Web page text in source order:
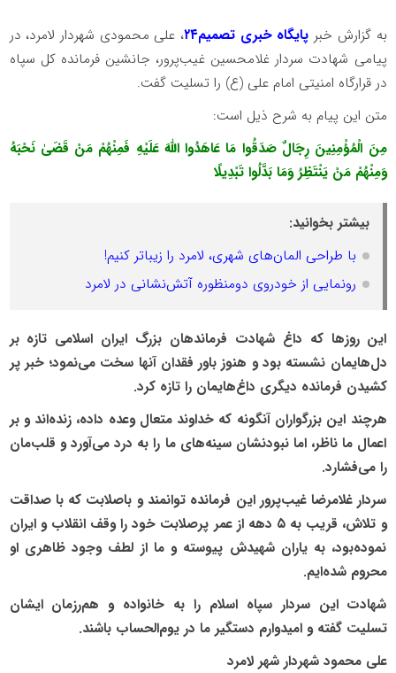
به گزارش خبر پایگاه خبری تصمیم۲۴
، علی محمودی شهردار لامرد، در
پیامی شهادت سردار غلامحسین غیب‌پرور، جانشین فرمانده کل سپاه
در قرارگاه امنیتی امام علی (ع) را تسلیت گفت.
متن این پیام به شرح ذیل است:
مِنَ الْمُؤْمِنِینَ رِجَالٌ صَدَقُوا مَا عَاهَدُوا اللَّهَ عَلَیْهِ فَمِنْهُمْ مَنْ قَضَیٰ نَحْبَهُ
وَمِنْهُمْ مَنْ یَنْتَظِرُ وَمَا بَدَّلُوا تَبْدِیلًا
بیشتر بخوانید:
با طراحی المان‌های شهری، لامرد را زیباتر کنیم!
رونمایی از خودروی دومنظوره آتش‌نشانی در لامرد
این روزها که داغ شهادت فرماندهان بزرگ ایران اسلامی تازه بر
دل‌هایمان نشسته بود و هنوز باور فقدان آنها سخت می‌نمود؛ خبر پر
کشیدن فرمانده دیگری داغ‌هایمان را تازه کرد.
هرچند این بزرگواران آنگونه که خداوند متعال وعده داده، زنده‌اند و بر
اعمال ما ناظر، اما نبودنشان سینه‌های ما را به درد می‌آورد و قلب‌مان
را می‌فشارد.
سردار غلامرضا غیب‌پرور این فرمانده توانمند و باصلابت که با صداقت
و تلاش، قریب به ۵ دهه از عمر پرصلابت خود را وقف انقلاب و ایران
نموده‌بود، به یاران شهیدش پیوسته و ما از لطف وجود ظاهری او
محروم شده‌ایم.
شهادت این سردار سپاه اسلام را به خانواده و هم‌رزمان ایشان
تسلیت گفته و امیدوارم دستگیر ما در یوم‌الحساب باشند.
علی محمود شهردار شهر لامرد